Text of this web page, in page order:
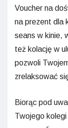
Voucher na
na prezent dla
seans w kinie,
też kolację w
pozwoli
zrelaksować
Biorąc pod
Twojego